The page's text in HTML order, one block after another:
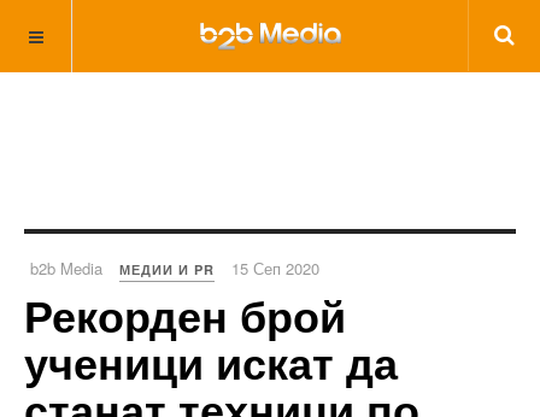
b2b Media МЕДИИ И PR 15 Сеп 2020
Рекорден брой
ученици искат да